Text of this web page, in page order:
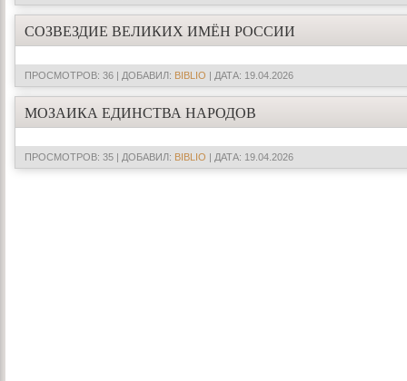
СОЗВЕЗДИЕ ВЕЛИКИХ ИМЁН РОССИИ
ПРОСМОТРОВ: 36 | ДОБАВИЛ: BIBLIO | ДАТА: 19.04.2026
МОЗАИКА ЕДИНСТВА НАРОДОВ
ПРОСМОТРОВ: 35 | ДОБАВИЛ: BIBLIO | ДАТА: 19.04.2026